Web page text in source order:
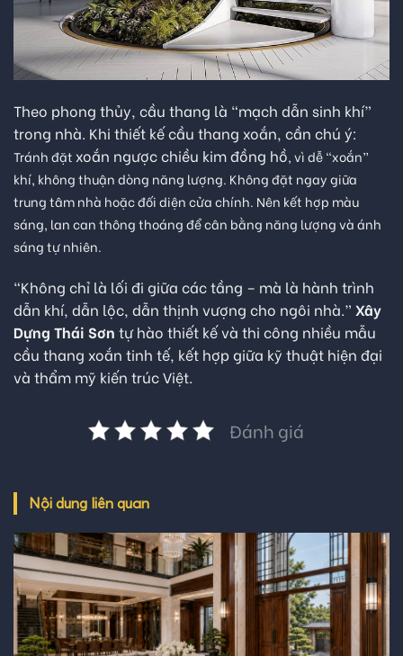
Theo phong thủy, cầu thang là “mạch dẫn sinh khí”
trong nhà. Khi thiết kế cầu thang xoắn, cần chú ý:
Tránh đặtxoắn ngược chiều kim đồng hồ, vì dễ “xoắn”
khí, không thuận dòng năng lượng. Không đặt ngay giữa
trung tâm nhà hoặc đối diện cửa chính. Nên kết hợp màu
sáng, lan can thông thoáng để cân bằng năng lượng và ánh
sáng tự nhiên.
“Không chỉ là lối đi giữa các tầng – mà là hành trình
dẫn khí, dẫn lộc, dẫn thịnh vượng cho ngôi nhà.” Xây
Dựng Thái Sơn tự hào thiết kế và thi công nhiều mẫu
cầu thang xoắn tinh tế, kết hợp giữa kỹ thuật hiện đại
và thẩm mỹ kiến trúc Việt.
Đánh giá
Nội dung liên quan